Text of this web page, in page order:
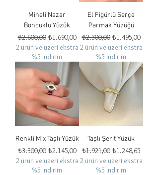
Mineli Nazar
Boncuklu Yüzük
Normal Fiyat
₺2.600,00 İndirimli Fiyat
₺1.690,00
2 ürün ve üzeri ekstra
%5 indirim
El Figürlü Serçe
Parmak Yüzüğü
Normal Fiyat
₺2.300,00 İndirimli Fiyat
₺1.495,00
2 ürün ve üzeri ekstra
%5 indirim
Renkli Mix Taşlı Yüzük
Normal Fiyat
₺3.300,00 İndirimli Fiyat
₺2.145,00
2 ürün ve üzeri ekstra
%5 indirim
Taşlı Şerit Yüzük
Normal Fiyat
₺1.921,00 İndirimli Fiyat
₺1.248,65
2 ürün ve üzeri ekstra
%5 indirim